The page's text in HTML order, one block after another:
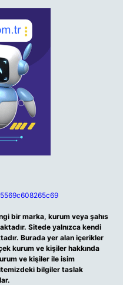
bir marka, kurum veya şahıs
Sitede yalnızca kendi
Burada yer alan içerikler
kurum ve kişiler hakkında
ve kişiler ile isim
bilgiler taslak